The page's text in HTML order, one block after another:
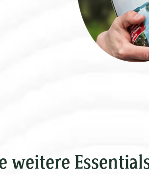
weitere